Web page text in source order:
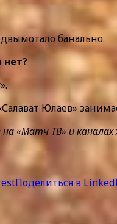
банально.
Юлаев»
ТВ» и каналах
Поделиться в